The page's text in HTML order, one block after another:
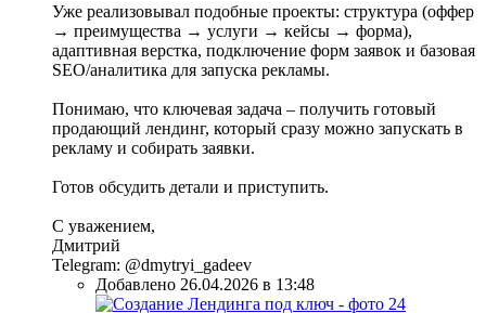
Уже реализовывал подобные проекты: структура (оффер
→ преимущества → услуги → кейсы → форма),
адаптивная верстка, подключение форм заявок и базовая
SEO/аналитика для запуска рекламы.
Понимаю, что ключевая задача – получить готовый
продающий лендинг, который сразу можно запускать в
рекламу и собирать заявки.
Готов обсудить детали и приступить.
С уважением,
Дмитрий
Telegram: @dmytryi_gadeev
Добавлено 26.04.2026 в 13:48